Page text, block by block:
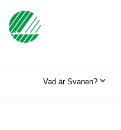
Vad är Svanen?